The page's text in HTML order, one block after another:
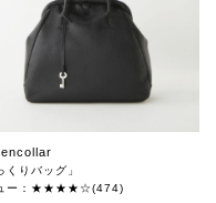
くりバッグ」
ュー：★★★★☆(474)